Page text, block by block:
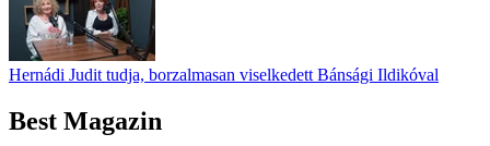
Hernádi Judit tudja, borzalmasan viselkedett Bánsági Ildikóval
Best Magazin